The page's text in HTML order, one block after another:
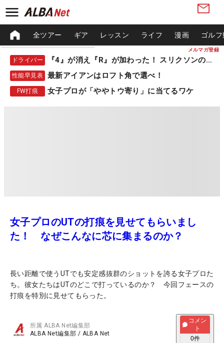
メルマガ登録
全ツアー ギア レッスン ライフ 漫画 ゴル
ドライバー 『4』が消え『R』が加わった！ スリクソンの新作
性能早見表 最新アイアンはロフト角で選べ！
FW打痕 女子プロが「ややトウ寄り」に当てるワケ
女子プロのUTの打痕を見せてもらいまし
た！ なぜこんなに芯に集まるのか？
長い距離で使うUTでも安定感抜群のショットを誇る女子プロた
ち。彼女たちはUTのどこで打っているのか？ 今回フェースの
打痕を特別に見せてもらった。
所属ALBA Net編集部
ALBA Net編集部 / ALBA Net
コメン
ト
0件